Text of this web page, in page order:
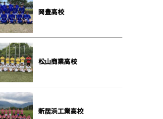
岡豊高校
松山商業高校
新居浜工業高校